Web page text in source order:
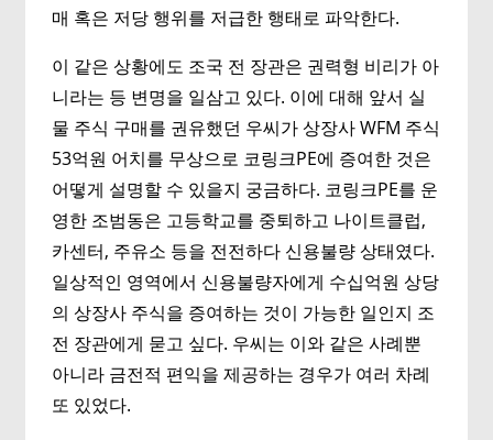
매 혹은 저당 행위를 저급한 행태로 파악한다.
이 같은 상황에도 조국 전 장관은 권력형 비리가 아
니라는 등 변명을 일삼고 있다. 이에 대해 앞서 실
물 주식 구매를 권유했던 우씨가 상장사 WFM 주식
53억원 어치를 무상으로 코링크PE에 증여한 것은
어떻게 설명할 수 있을지 궁금하다. 코링크PE를 운
영한 조범동은 고등학교를 중퇴하고 나이트클럽,
카센터, 주유소 등을 전전하다 신용불량 상태였다.
일상적인 영역에서 신용불량자에게 수십억원 상당
의 상장사 주식을 증여하는 것이 가능한 일인지 조
전 장관에게 묻고 싶다. 우씨는 이와 같은 사례뿐
아니라 금전적 편익을 제공하는 경우가 여러 차례
또 있었다.